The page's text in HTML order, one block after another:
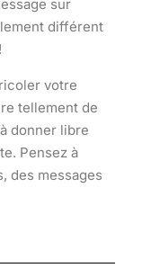
sur
différent
votre
tellement de
donner libre
Pensez à
des messages